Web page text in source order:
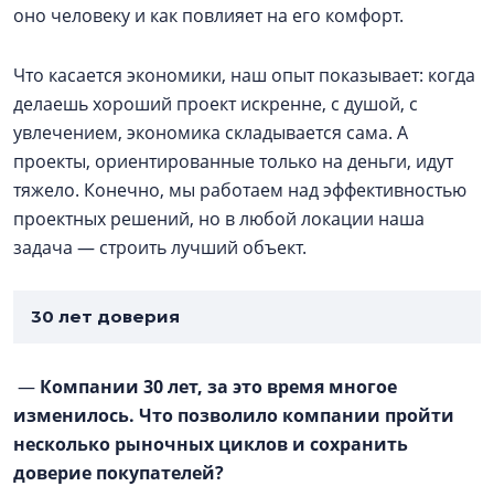
оно человеку и как повлияет на его комфорт.
Что касается экономики, наш опыт показывает: когда
делаешь хороший проект искренне, с душой, с
увлечением, экономика складывается сама. А
проекты, ориентированные только на деньги, идут
тяжело. Конечно, мы работаем над эффективностью
проектных решений, но в любой локации наша
задача — строить лучший объект.
30 лет доверия
— Компании 30 лет, за это время многое
изменилось. Что позволило компании пройти
несколько рыночных циклов и сохранить
доверие покупателей?